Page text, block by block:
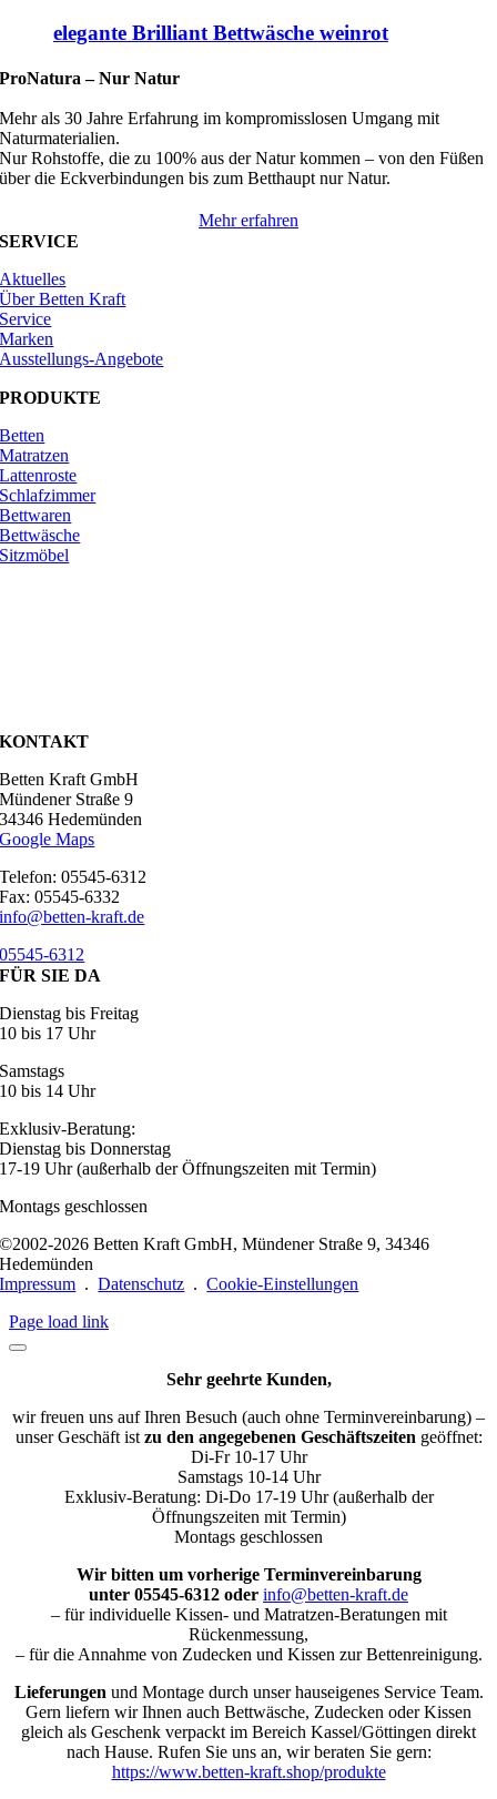
elegante Brilliant Bettwäsche weinrot
ProNatura –Nur Natur
Mehr als 30 Jahre Erfahrung im kompromisslosen Umgang mit
Naturmaterialien.
Nur Rohstoffe, die zu 100% aus der Natur kommen – von den Füßen
über die Eckverbindungen bis zum Betthaupt nur Natur.
Mehr erfahren
SERVICE
Aktuelles
Über Betten Kraft
Service
Marken
Ausstellungs-Angebote
PRODUKTE
Betten
Matratzen
Lattenroste
Schlafzimmer
Bettwaren
Bettwäsche
Sitzmöbel
KONTAKT
Betten Kraft GmbH
Mündener Straße 9
34346 Hedemünden
Google Maps
Telefon: 05545-6312
Fax: 05545-6332
info@betten-kraft.de
05545-6312
FÜR SIE DA
Dienstag bis Freitag
10 bis 17 Uhr
Samstags
10 bis 14 Uhr
Exklusiv-Beratung:
Dienstag bis Donnerstag
17-19 Uhr (außerhalb der Öffnungszeiten mit Termin)
Montags geschlossen
©2002-2026 Betten Kraft GmbH, Mündener Straße 9, 34346
Hedemünden
Impressum .Datenschutz .Cookie-Einstellungen
Page load link
Sehr geehrte Kunden,
wir freuen uns auf Ihren Besuch (auch ohne Terminvereinbarung) –
unser Geschäft ist zu den angegebenen Geschäftszeiten geöffnet:
Di-Fr 10-17 Uhr
Samstags 10-14 Uhr
Exklusiv-Beratung: Di-Do 17-19 Uhr (außerhalb der
Öffnungszeiten mit Termin)
Montags geschlossen
Wir bitten um vorherige Terminvereinbarung
unter 05545-6312 oder info@betten-kraft.de
– für individuelle Kissen- und Matratzen-Beratungen mit
Rückenmessung,
– für die Annahme von Zudecken und Kissen zur Bettenreinigung.
Lieferungen und Montage durch unser hauseigenes Service Team.
Gern liefern wir Ihnen auch Bettwäsche, Zudecken oder Kissen
gleich als Geschenk verpackt im Bereich Kassel/Göttingen direkt
nach Hause. Rufen Sie uns an, wir beraten Sie gern:
https://www.betten-kraft.shop/produkte